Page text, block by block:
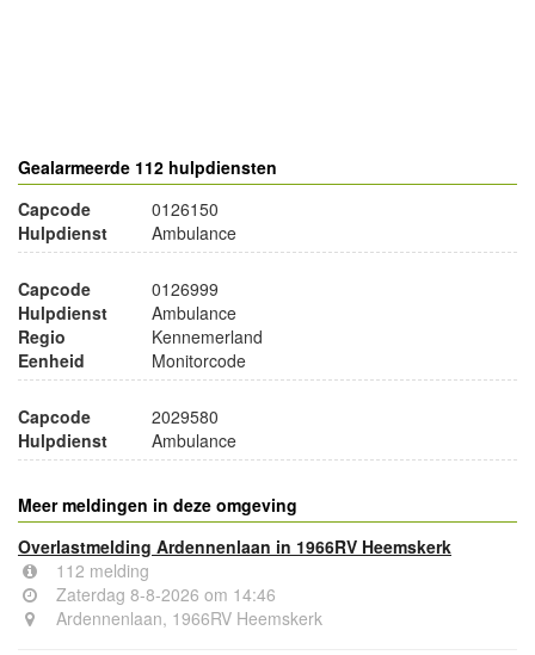
Gealarmeerde 112 hulpdiensten
Capcode
0126150
Hulpdienst
Ambulance
Capcode
0126999
Hulpdienst
Ambulance
Regio
Kennemerland
Eenheid
Monitorcode
Capcode
2029580
Hulpdienst
Ambulance
Meer meldingen in deze omgeving
Overlastmelding Ardennenlaan in 1966RV Heemskerk
112 melding
Zaterdag 8-8-2026 om 14:46
Ardennenlaan, 1966RV Heemskerk